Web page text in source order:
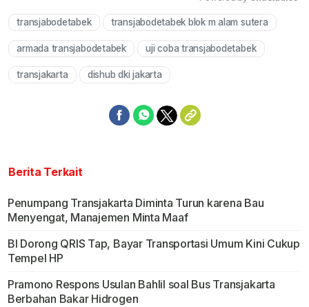
Mute
transjabodetabek transjabodetabek blok m alam sutera
armada transjabodetabek uji coba transjabodetabek
transjakarta dishub dki jakarta
Berita Terkait
Penumpang Transjakarta Diminta Turun karena Bau
Menyengat, Manajemen Minta Maaf
BI Dorong QRIS Tap, Bayar Transportasi Umum Kini Cukup
Tempel HP
Pramono Respons Usulan Bahlil soal Bus Transjakarta
Berbahan Bakar Hidrogen